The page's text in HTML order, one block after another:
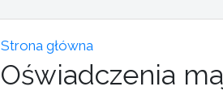
Strona główna
Oświadczenia